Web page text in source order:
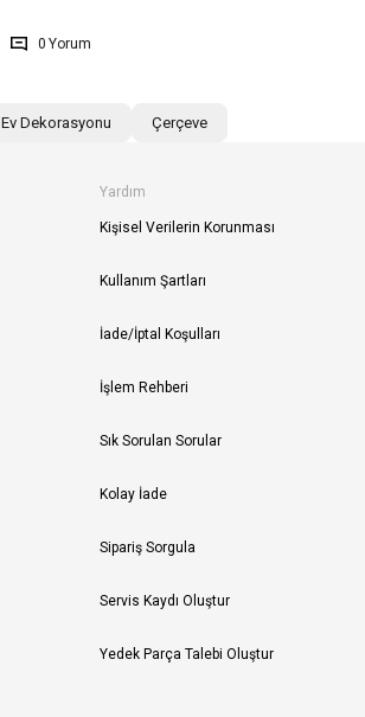
0
Ev Dekorasyonu Çerçeve
Yardım
Kişisel Verilerin Korunması
Kullanım Şartları
İade/İptal Koşulları
İşlem Rehberi
Sık Sorulan Sorular
Kolay İade
Sipariş Sorgula
Servis Kaydı Oluştur
Yedek Parça Talebi Oluştur